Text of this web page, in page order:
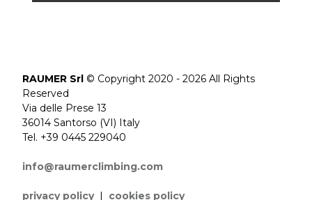
RAUMER Srl © Copyright 2020 - 2026 All Rights
Reserved
Via delle Prese 13
36014 Santorso (VI) Italy
Tel. +39 0445 229040
info@raumerclimbing.com
privacy policy| cookies policy